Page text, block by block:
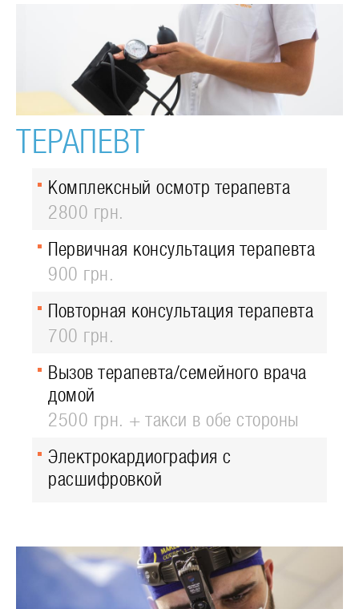
ТЕРАПЕВТ
Комплексный осмотр терапевта
2800 грн.
Первичная консультация терапевта
900 грн.
Повторная консультация терапевта
700 грн.
Вызов терапевта/семейного врача
домой
2500 грн. + такси в обе стороны
Электрокардиография с
расшифровкой